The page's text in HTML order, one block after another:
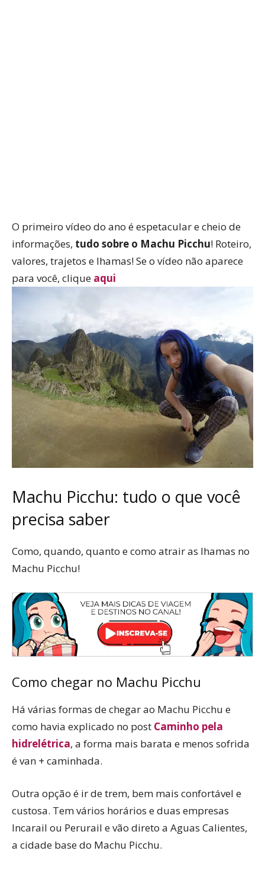
O primeiro vídeo do ano é espetacular e cheio de
informações, tudo sobre o Machu Picchu! Roteiro,
valores, trajetos e lhamas! Se o vídeo não aparece
para você, clique aqui
Machu Picchu: tudo o que você
precisa saber
Como, quando, quanto e como atrair as lhamas no
Machu Picchu!
Como chegar no Machu Picchu
Há várias formas de chegar ao Machu Picchu e
como havia explicado no post Caminho pela
hidrelétrica, a forma mais barata e menos sofrida
é van + caminhada.
Outra opção é ir de trem, bem mais confortável e
custosa. Tem vários horários e duas empresas
Incarail ou Perurail e vão direto a Aguas Calientes,
a cidade base do Machu Picchu.